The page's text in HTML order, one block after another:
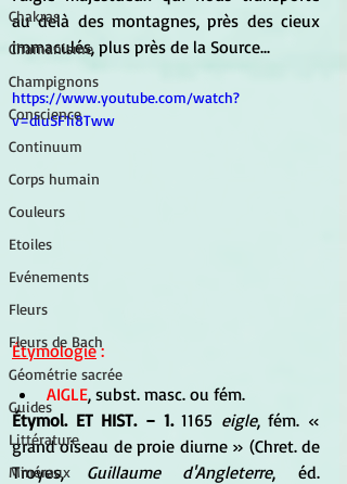
Chakras
Chamanisme
Champignons
Conscience
Continuum
Corps humain
Couleurs
Etoiles
Evénements
Fleurs
Fleurs de Bach
Géométrie sacrée
Guides
Littérature
Minéraux
au delà des montagnes, près des cieux
immaculés, plus près de la Source...
https://www.youtube.com/watch?
v=diuSF1i8Tww
Étymologie :
AIGLE, subst. masc. ou fém.
Étymol. ET HIST. − 1. 1165 eigle, fém. «
grand oiseau de proie diurne » (Chret. de
Troyes, Guillaume d'Angleterre, éd.